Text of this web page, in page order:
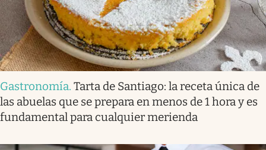
Gastronomía. Tarta de Santiago: la receta única de
las abuelas que se prepara en menos de 1 hora y es
fundamental para cualquier merienda